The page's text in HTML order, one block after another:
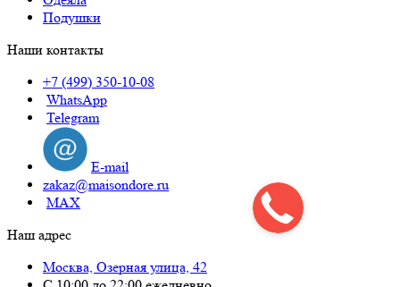
Подушки
Наши контакты
+7 (499) 350-10-08
WhatsApp
Telegram
E-mail
zakaz@maisondore.ru
MAX
Наш адрес
Москва, Озерная улица, 42